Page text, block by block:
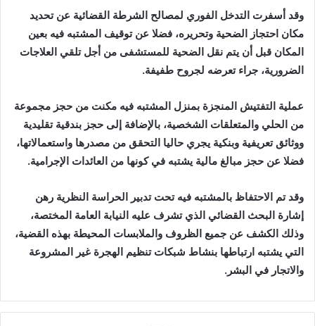
وقد أسفرت التدخل الفوري لمصالح الشرطة القضائية عن تحديد
مكان احتجاز الضحية وتحريره، فضلا عن توقيف المشتبه فيه بعين
المكان قبل أن يتم نقل الضحية للمستشفى من أجل تلقي العلاجات
الضرورية، جراء تعرضه لجروح طفيفة.
عملية التفتيش المنجزة بمنزل المشتبه فيه مكنت من حجز مجموعة
من الحلي والمتعلقات الشخصية، بالإضافة إلى حجز بندقية تقليدية
ووثائق تعريفية وبنكية يجري حاليا التحقق من مصدرها واستعمالاتها،
فضلا عن حجز مبالغ مالية يشتبه في كونها من العائدات الإجرامية.
وقد تم الاحتفاظ بالمشتبه فيه تحت تدبير الحراسة النظرية رهن
إشارة البحث القضائي الذي تشرف عليه النيابة العامة المختصة،
وذلك الكشف عن جميع الظروف والملابسات المحيطة بهذه القضية،
التي يشتبه ارتباطها بنشاط شبكات تنظيم الهجرة غير المشروعة
والاتجار في البشر.